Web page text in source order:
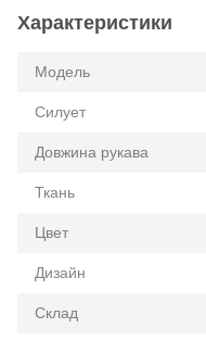
Характеристики
Модель
Силует
Довжина рукава
Ткань
Цвет
Дизайн
Склад